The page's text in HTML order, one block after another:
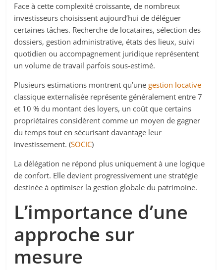
Face à cette complexité croissante, de nombreux
investisseurs choisissent aujourd’hui de déléguer
certaines tâches. Recherche de locataires, sélection des
dossiers, gestion administrative, états des lieux, suivi
quotidien ou accompagnement juridique représentent
un volume de travail parfois sous-estimé.
Plusieurs estimations montrent qu’unegestion locative
classique externalisée représente généralement entre 7
et 10 % du montant des loyers, un coût que certains
propriétaires considèrent comme un moyen de gagner
du temps tout en sécurisant davantage leur
investissement. (SOCIC)
La délégation ne répond plus uniquement à une logique
de confort. Elle devient progressivement une stratégie
destinée à optimiser la gestion globale du patrimoine.
L’importance d’une
approche sur
mesure